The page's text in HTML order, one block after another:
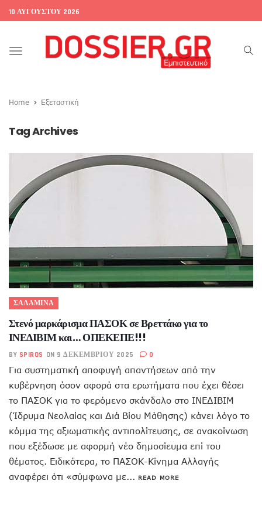
10 ΑΥΓΟΎΣΤΟΥ 2026
Toggle
Home Εξεταστική
Tag Archives
ΣΑΛΑΜΙΝΑ
Στενό μαρκάρισμα ΠΑΣΟΚ σε Βρεττάκο για το
ΙΝΕΔΙΒΙΜ και… ΟΠΕΚΕΠΕ!!!
BY SPIROS ON 9 ΔΕΚΕΜΒΡΊΟΥ 2025 0
Για συστηματική αποφυγή απαντήσεων από την
κυβέρνηση όσον αφορά στα ερωτήματα που έχει θέσει
το ΠΑΣΟΚ για το φερόμενο σκάνδαλο στο ΙΝΕΔΙΒΙΜ
(Ίδρυμα Νεολαίας και Διά Βίου Μάθησης) κάνει λόγο το
κόμμα της αξιωματικής αντιπολίτευσης, σε ανακοίνωση
που εξέδωσε με αφορμή νέο δημοσίευμα επί του
θέματος. Ειδικότερα, το ΠΑΣΟΚ-Κίνημα Αλλαγής
αναφέρει ότι «σύμφωνα με... READ MORE